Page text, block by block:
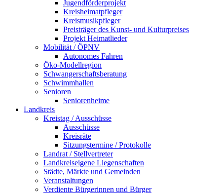
Jugendförderprojekt
Kreisheimatpfleger
Kreismusikpfleger
Preisträger des Kunst- und Kulturpreises
Projekt Heimatlieder
Mobilität / ÖPNV
Autonomes Fahren
Öko-Modellregion
Schwangerschaftsberatung
Schwimmhallen
Senioren
Seniorenheime
Landkreis
Kreistag / Ausschüsse
Ausschüsse
Kreisräte
Sitzungstermine / Protokolle
Landrat / Stellvertreter
Landkreiseigene Liegenschaften
Städte, Märkte und Gemeinden
Veranstaltungen
Verdiente Bürgerinnen und Bürger